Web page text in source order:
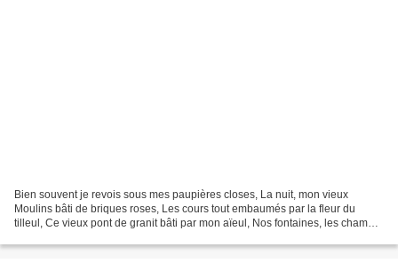
Bien souvent je revois sous mes paupières closes, La nuit, mon vieux
Moulins bâti de briques roses, Les cours tout embaumés par la fleur du
tilleul, Ce vieux pont de granit bâti par mon aïeul, Nos fontaines, les champs,